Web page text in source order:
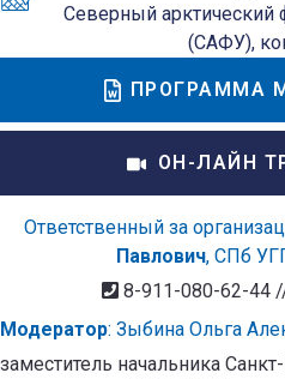
Северный арктический
(САФУ),
ПРОГРАММА
ОН-ЛАЙН
Ответственный за
Павлович, СПб
8-911-080-62-44
Модератор: Зыбина Ольга
заместитель начальника